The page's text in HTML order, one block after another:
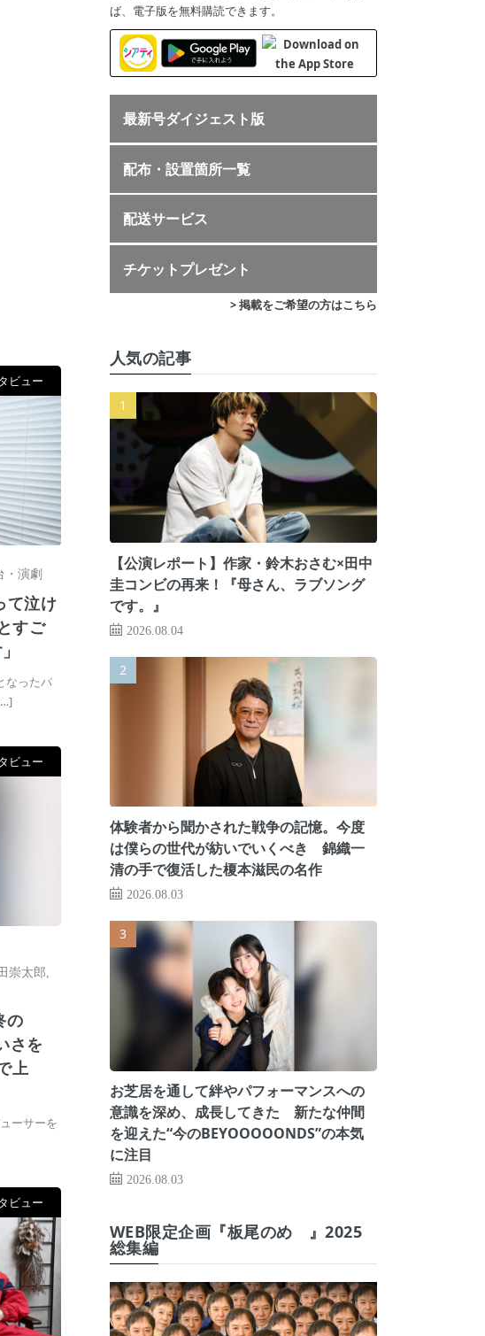
ビュー
・演劇
て泣け
すご
なったパ
ビュー
崇太郎
の
さを
上
ーサーを
ビュー
ば、電子版を無料購読できます。
最新号ダイジェスト版
配布・設置箇所一覧
配送サービス
チケットプレゼント
> 掲載をご希望の方はこちら
人気の記事
【公演レポート】作家・鈴木おさむ×田中
圭コンビの再来！『母さん、ラブソング
です。』
2026.08.04
体験者から聞かされた戦争の記憶。今度
は僕らの世代が紡いでいくべき 錦織一
清の手で復活した榎本滋民の名作
2026.08.03
お芝居を通して絆やパフォーマンスへの
意識を深め、成長してきた 新たな仲間
を迎えた“今のBEYOOOOONDS”の本気
に注目
2026.08.03
WEB限定企画『板尾のめ゙』2025
総集編